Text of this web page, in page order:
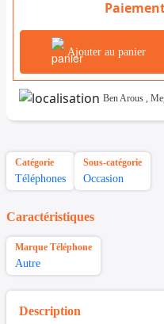
Ajouter au panier
Ben Arous ,
Catégorie
Téléphones
Sous-catégorie
Occasion
Caractéristiques
Marque Téléphone
Autre
Description